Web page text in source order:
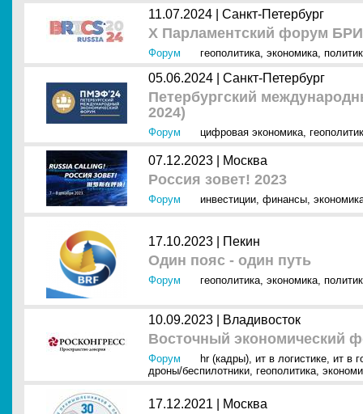
11.07.2024 | Санкт-Петербург
X Парламентский форум
Форум геополитика, экономика,
05.06.2024 | Санкт-Петербург
Петербургский
2024)
Форум цифровая экономика,
07.12.2023 | Москва
Россия зовет! 2023
Форум инвестиции, финансы,
17.10.2023 | Пекин
Один пояс - один путь
Форум геополитика, экономика,
10.09.2023 | Владивосток
Восточный экономический
Форум hr (кадры), ит в логистике, ит в
дроны/беспилотники, геополитика,
17.12.2021 | Москва